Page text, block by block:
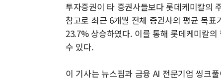
투자증권이 타 증권사들보다 롯데케미칼의
참고로 최근 6개월 전체 증권사의 평균 목
23.7% 상승하였다. 이를 통해 롯데케미칼
수 있다.
이 기사는 뉴스핌과 금융 AI 전문기업 씽크